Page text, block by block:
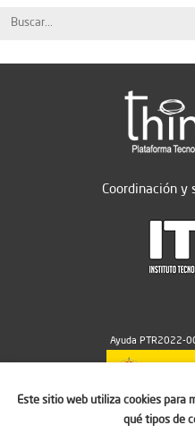
Coordinación y
Ayuda PTR2022-
MICIU/AEI/
Este sitio web utiliza cookies para
qué tipos de